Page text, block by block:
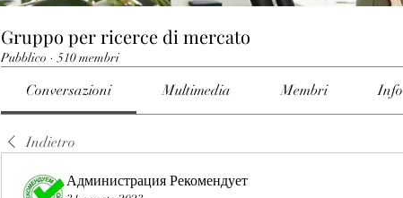
Gruppo per ricerce di mercato
Pubblico · 510 membri
Conversazioni Multimedia Membri Info
Indietro
Администрация Рекомендует